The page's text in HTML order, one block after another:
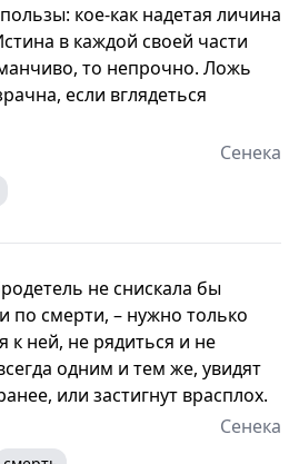
кое-как надетая личина
в каждой своей части
то непрочно. Ложь
если вглядеться
Сенека
не снискала бы
по смерти, – нужно только
к ней, не рядиться и не
одним и тем же, увидят
или застигнут врасплох.
Сенека